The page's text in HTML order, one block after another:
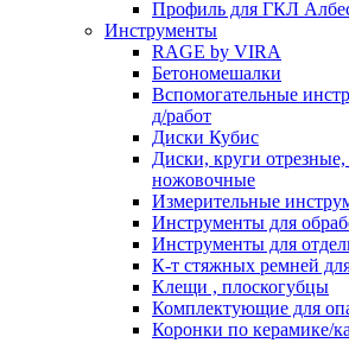
Профиль для ГКЛ
Инструменты
RAGE by VIRA
Бетономешалки
Вспомогательные
д/работ
Диски Кубис
Диски, круги
ножовочные
Измерительные
Инструменты для
Инструменты для
К-т стяжных ремней
Клещи , плоскогубцы
Комплектующие для
Коронки по керамике/